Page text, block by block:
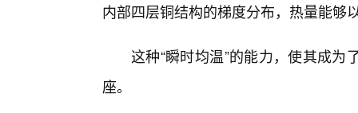
内部四层铜结构的梯度分布，热量能够
这种“瞬时均温”的能力，使其成
座。